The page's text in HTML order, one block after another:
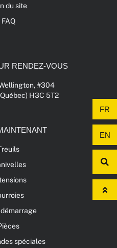
du site
FAQ
RENDEZ-VOUS
#304
H3C 5T2
spéciales
FR
EN